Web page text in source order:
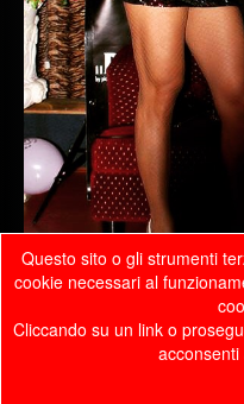
Questo sito o gli strumenti
cookie necessari al
Cliccando su un link o
acconsenti